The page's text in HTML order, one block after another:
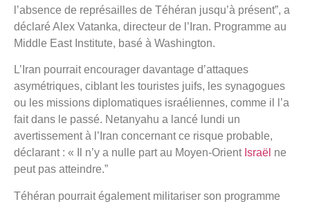
l’absence de représailles de Téhéran jusqu’à présent”, a
déclaré Alex Vatanka, directeur de l’Iran. Programme au
Middle East Institute, basé à Washington.
L’Iran pourrait encourager davantage d’attaques
asymétriques, ciblant les touristes juifs, les synagogues
ou les missions diplomatiques israéliennes, comme il l’a
fait dans le passé. Netanyahu a lancé lundi un
avertissement à l’Iran concernant ce risque probable,
déclarant : « Il n’y a nulle part au Moyen-Orient Israël ne
peut pas atteindre.”
Téhéran pourrait également militariser son programme